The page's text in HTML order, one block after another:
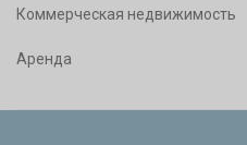
Коммерческая недвижимость
Аренда